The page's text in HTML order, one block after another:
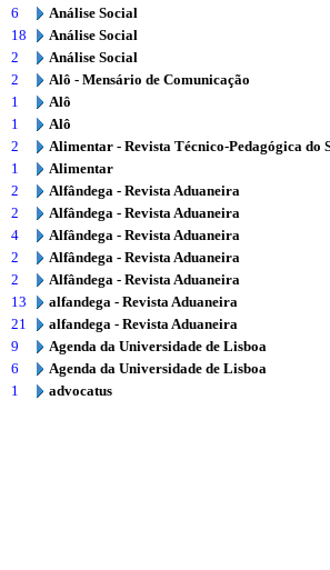
6
Análise Social
18
Análise Social
2
Análise Social
2
Alô - Mensário de Comunicação
1
Alô
1
Alô
2
Alimentar - Revista Técnico-Pedagógica do
1
Alimentar
2
Alfândega - Revista Aduaneira
2
Alfândega - Revista Aduaneira
4
Alfândega - Revista Aduaneira
2
Alfândega - Revista Aduaneira
2
Alfândega - Revista Aduaneira
13
alfandega - Revista Aduaneira
21
alfandega - Revista Aduaneira
9
Agenda da Universidade de Lisboa
6
Agenda da Universidade de Lisboa
1
advocatus